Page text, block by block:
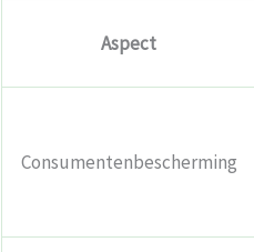
Aspect
Consumentenbescherming